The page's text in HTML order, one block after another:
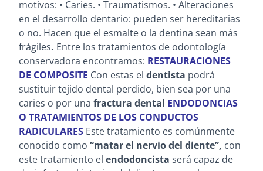
motivos: • Caries. • Traumatismos. • Alteraciones
en el desarrollo dentario: pueden ser hereditarias
o no. Hacen que el esmalte o la dentina sean más
frágiles. Entre los tratamientos de odontología
conservadora encontramos: RESTAURACIONES
DE COMPOSITE Con estas eldentista podrá
sustituir tejido dental perdido, bien sea por una
caries o por unafractura dental ENDODONCIAS
O TRATAMIENTOS DE LOS CONDUCTOS
RADICULARES Este tratamiento es comúnmente
conocido como“matar el nervio del diente”, con
este tratamiento el endodoncistaserá capaz de